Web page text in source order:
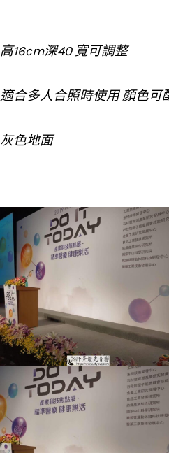
高16cm深40 寬可調整
適合多人合照時使用 顏色可
灰色地面